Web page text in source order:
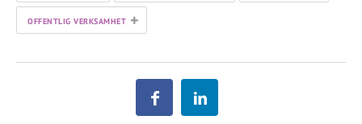
OFFENTLIG VERKSAMHET +